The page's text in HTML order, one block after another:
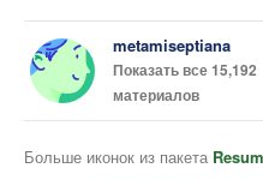
metamiseptiana
Показать все 15,192
материалов
Больше иконок из пакета